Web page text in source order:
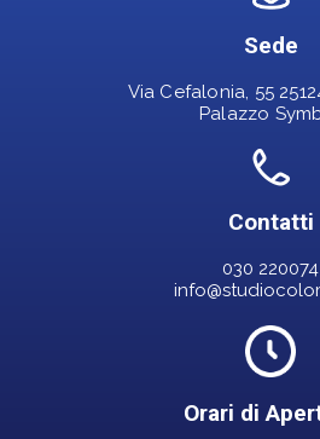
Sede
Via Cefalonia, 55
Palazzo
Contatti
030 220074
Orari di